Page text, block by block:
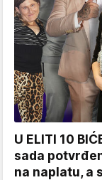
U ELITI 10
sada
na naplatu, a